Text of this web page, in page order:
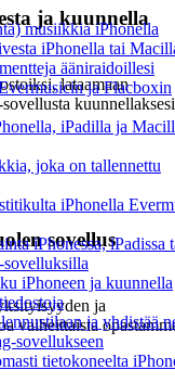
musiikkia iPhonella
iPhonella tai
ääniraidoillesi
ja Flacboxin
iPadilla ja
joka on tallennettu
iPhonella
iPhonessa, iPadissa
sovelluksilla
iPhoneen ja kuunnella
ja yhdistää
sovellukseen
tietokoneelta
ja kuunnella
lataamaan
kuunnellaksesi
sovellus
ja
vaiheittaista